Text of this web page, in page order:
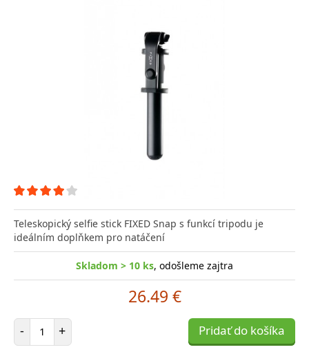
Teleskopický selfie stick FIXED Snap s funkcí tripodu je
ideálním doplňkem pro natáčení
Skladom > 10 ks, odošleme zajtra
26.49 €
- Počet položiek
+ Pridať do košíka